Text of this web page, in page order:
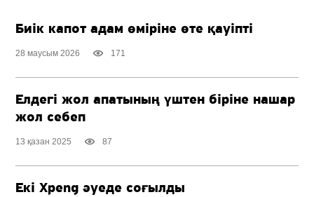
Биік капот адам өміріне өте қауіпті
28 маусым 2026 171
Елдегі жол апатының үштен біріне нашар
жол себеп
13 қазан 2025 87
Екі Xpeng әуеде соғылды